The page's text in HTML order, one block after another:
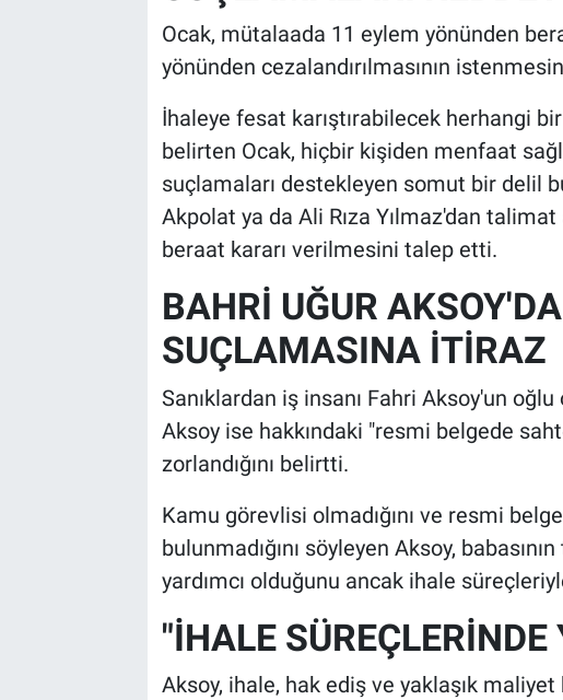
Ocak, mütalaada 11 eylem yönünden
yönünden cezalandırılmasının
İhaleye fesat karıştırabilecek herhangi bir
belirten Ocak, hiçbir kişiden menfaat
suçlamaları destekleyen somut bir delil
Akpolat ya da Ali Rıza Yılmaz'dan talimat
beraat kararı verilmesini talep etti.
BAHRİ UĞUR
SUÇLAMASINA İTİRAZ
Sanıklardan iş insanı Fahri Aksoy'un
Aksoy ise hakkındaki "resmi belgede
zorlandığını belirtti.
Kamu görevlisi olmadığını ve resmi
bulunmadığını söyleyen Aksoy,
yardımcı olduğunu ancak ihale
"İHALE
Aksoy, ihale, hak ediş ve yaklaşık